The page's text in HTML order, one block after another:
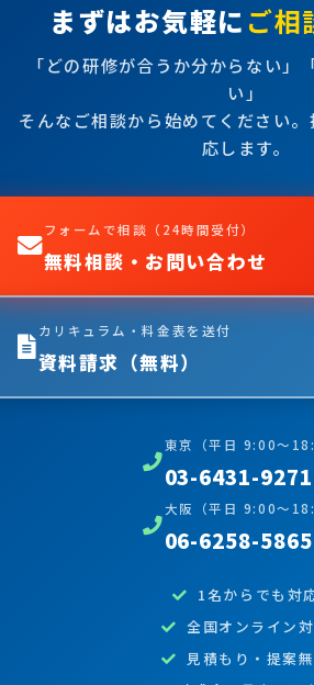
まずはお気軽に ご相
「どの研修が合うか分からない」
い」
そんなご相談から始めてください
応します。
フォームで相談（24時間受付）
無料相談・お問い合わせ
カリキュラム・料金表を送付
資料請求（無料）
東京（平日 9:00〜
03-6431-9271
大阪（平日 9:00〜
06-6258-5865
1名からでも対
全国オンライン
見積もり・提案